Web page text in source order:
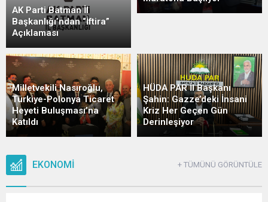
AK Parti Batman İl
Başkanlığı’ndan “İftira”
Açıklaması
Milletvekili Nasıroğlu,
Türkiye-Polonya Ticaret
Heyeti Buluşması’na
Katıldı
HÜDA PAR İl Başkanı
Şahin: Gazze’deki İnsani
Kriz Her Geçen Gün
Derinleşiyor
EKONOMİ + TÜMÜNÜ GÖRÜNTÜLE